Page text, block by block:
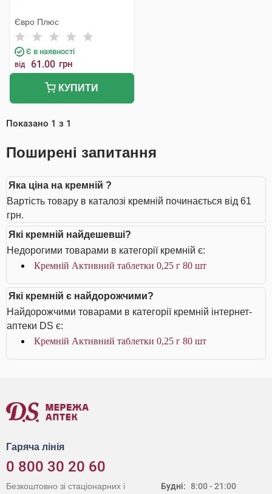
Євро Плюс
Є в наявності
від 61.00 грн
КУПИТИ
Показано 1 з 1
Поширені запитання
Яка ціна на кремній ?
Вартість товару в каталозі кремній починається від 61
грн.
Які кремній найдешевші?
Недорогими товарами в категорії кремній є:
Кремній Активний таблетки 0,25 г 80 шт
Які кремній є найдорожчими?
Найдорожчими товарами в категорії кремній інтернет-
аптеки DS є:
Кремній Активний таблетки 0,25 г 80 шт
Гаряча лінія
0 800 30 20 60
Будні: 8:00 - 21:00
Безкоштовно зі стаціонарних і